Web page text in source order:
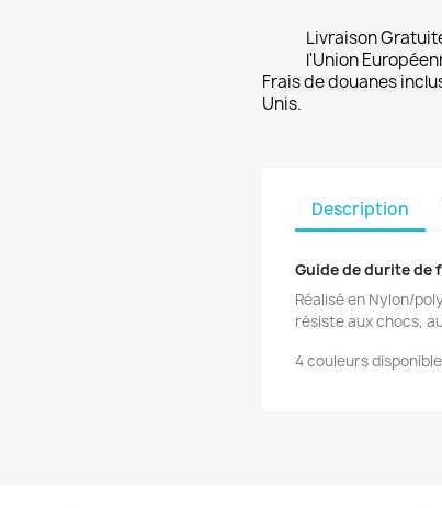
Livraison
l'Union
Frais de douanes
Unis.
Description
Guide de durite de
Réalisé en Nylon/
résiste aux chocs,
4 couleurs